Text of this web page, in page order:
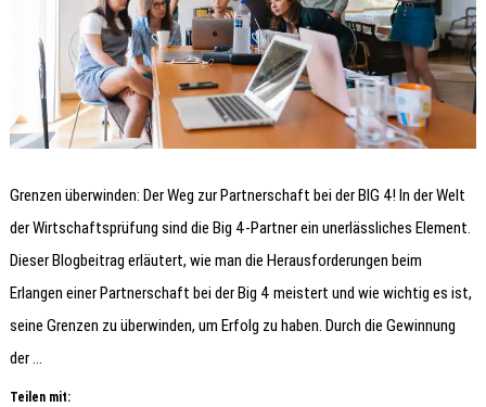
Grenzen überwinden: Der Weg zur Partnerschaft bei der BIG 4! In der Welt
der Wirtschaftsprüfung sind die Big 4-Partner ein unerlässliches Element.
Dieser Blogbeitrag erläutert, wie man die Herausforderungen beim
Erlangen einer Partnerschaft bei der Big 4 meistert und wie wichtig es ist,
seine Grenzen zu überwinden, um Erfolg zu haben. Durch die Gewinnung
der …
Teilen mit: